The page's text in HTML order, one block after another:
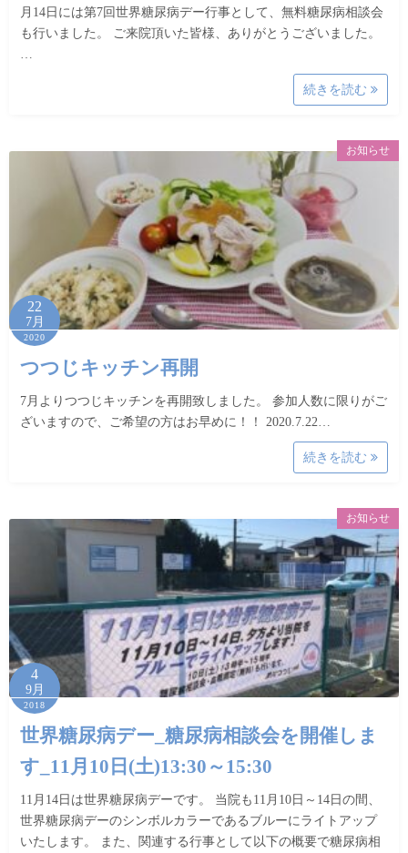
月14日には第7回世界糖尿病デー行事として、無料糖尿病相談会
も行いました。 ご来院頂いた皆様、ありがとうございました。
…
続きを読む
お知らせ
22
7月
2020
つつじキッチン再開
7月よりつつじキッチンを再開致しました。 参加人数に限りがご
ざいますので、ご希望の方はお早めに！！ 2020.7.22…
続きを読む
お知らせ
4
9月
2018
世界糖尿病デー_糖尿病相談会を開催しま
す_11月10日(土)13:30～15:30
11月14日は世界糖尿病デーです。 当院も11月10日～14日の間、
世界糖尿病デーのシンボルカラーであるブルーにライトアップ
いたします。 また、関連する行事として以下の概要で糖尿病相